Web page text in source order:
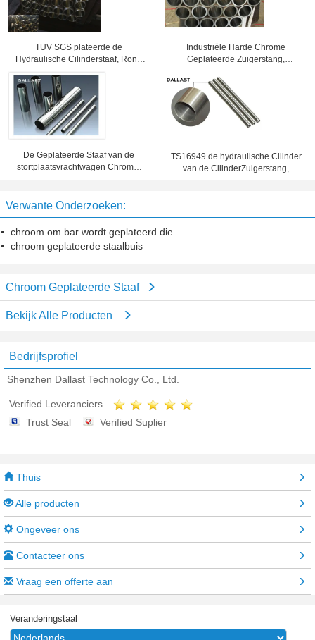
TUV SGS plateerde de
Hydraulische Cilinderstaaf, Rond
Dikke Muur
Industriële Harde Chrome
Geplateerde Zuigerstang,
Buis
De Geplateerde Staaf van de
stortplaatsvrachtwagen Chrome,
Staalbars
TS16949 de hydraulische Cilinder
van de CilinderZuigerstang,
Verwante Onderzoeken:
chroom om bar wordt geplateerd die
chroom geplateerde staalbuis
Chroom Geplateerde Staaf
Bekijk Alle Producten
Bedrijfsprofiel
Shenzhen Dallast Technology Co., Ltd.
Verified Leveranciers
Trust Seal
Verified Suplier
Thuis
Alle producten
Ongeveer ons
Contacteer ons
Vraag een offerte aan
Veranderingstaal